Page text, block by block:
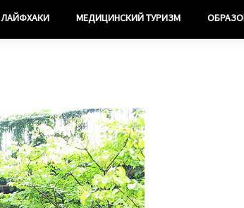
ЛАЙФХАКИ МЕДИЦИНСКИЙ ТУРИЗМ